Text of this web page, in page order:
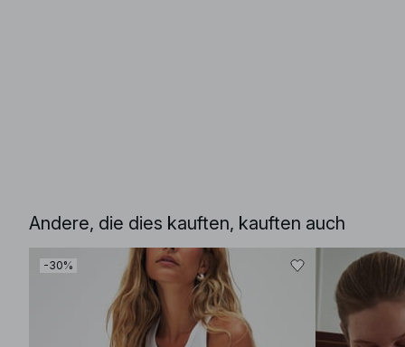
Andere, die dies kauften, kauften auch
-30%